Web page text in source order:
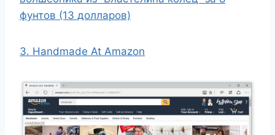
фунтов (13 долларов)
3. Handmade At Amazon